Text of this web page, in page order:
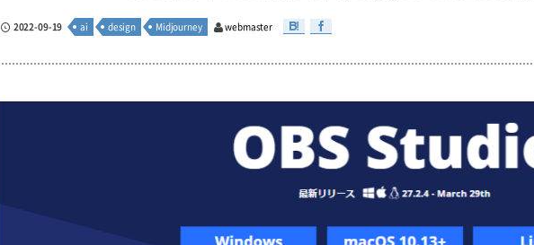
2022-09-19 ai design Midjourney webmaster